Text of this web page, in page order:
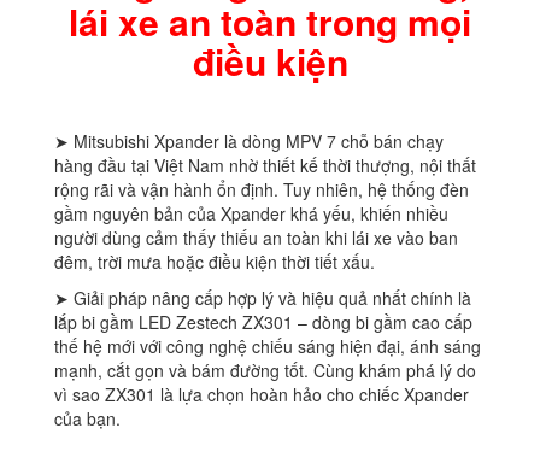
lái xe an toàn trong mọi
điều kiện
➤ Mitsubishi Xpander là dòng MPV 7 chỗ bán chạy
hàng đầu tại Việt Nam nhờ thiết kế thời thượng, nội thất
rộng rãi và vận hành ổn định. Tuy nhiên, hệ thống đèn
gầm nguyên bản của Xpander khá yếu, khiến nhiều
người dùng cảm thấy thiếu an toàn khi lái xe vào ban
đêm, trời mưa hoặc điều kiện thời tiết xấu.
➤ Giải pháp nâng cấp hợp lý và hiệu quả nhất chính là
lắp bi gầm LED Zestech ZX301 – dòng bi gầm cao cấp
thế hệ mới với công nghệ chiếu sáng hiện đại, ánh sáng
mạnh, cắt gọn và bám đường tốt. Cùng khám phá lý do
vì sao ZX301 là lựa chọn hoàn hảo cho chiếc Xpander
của bạn.